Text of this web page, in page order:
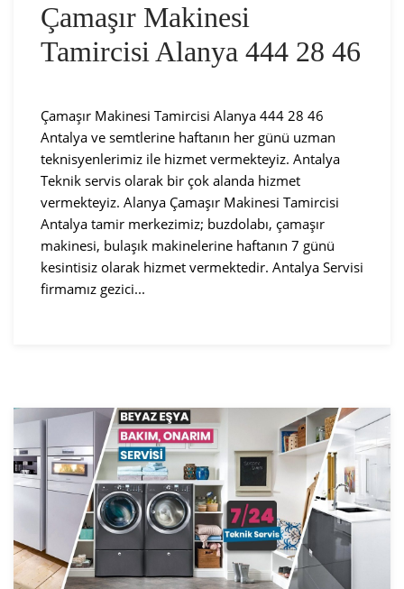
Çamaşır Makinesi
Tamircisi Alanya 444 28 46
Çamaşır Makinesi Tamircisi Alanya 444 28 46
Antalya ve semtlerine haftanın her günü uzman
teknisyenlerimiz ile hizmet vermekteyiz. Antalya
Teknik servis olarak bir çok alanda hizmet
vermekteyiz. Alanya Çamaşır Makinesi Tamircisi
Antalya tamir merkezimiz; buzdolabı, çamaşır
makinesi, bulaşık makinelerine haftanın 7 günü
kesintisiz olarak hizmet vermektedir. Antalya Servisi
firmamız gezici...